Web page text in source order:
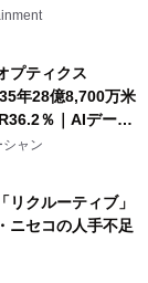
プティクス
年28億8,700万米
％｜AIデータ
需要が成長を加
ャン
リクルーティブ」
ニセコの人手不足